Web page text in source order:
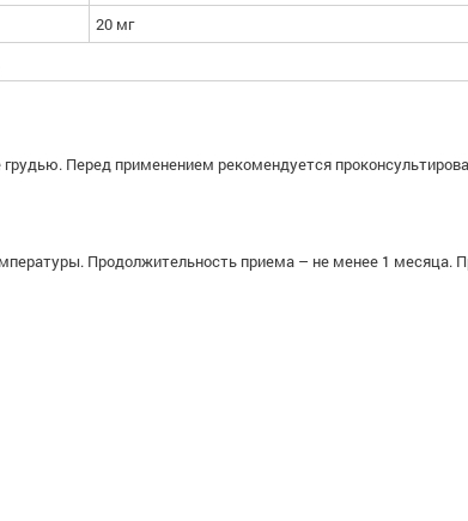
20 мг
Перед применением рекомендуется
Продолжительность приема – не менее 1 месяца.